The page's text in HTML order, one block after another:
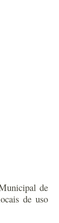
de
de uso